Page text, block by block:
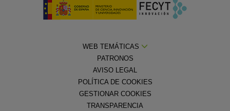
WEB TEMÁTICAS
PATRONOS
AVISO LEGAL
POLÍTICA DE COOKIES
GESTIONAR COOKIES
TRANSPARENCIA